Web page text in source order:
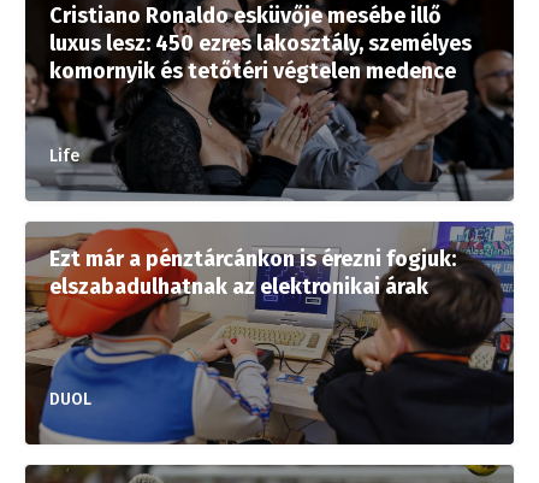
Cristiano Ronaldo esküvője mesébe illő
luxus lesz: 450 ezres lakosztály, személyes
komornyik és tetőtéri végtelen medence
Life
Ezt már a pénztárcánkon is érezni fogjuk:
elszabadulhatnak az elektronikai árak
DUOL